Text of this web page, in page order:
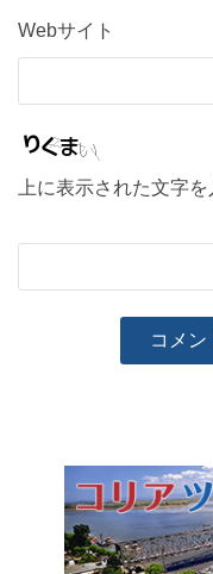
Webサイト
上に表示された文字を